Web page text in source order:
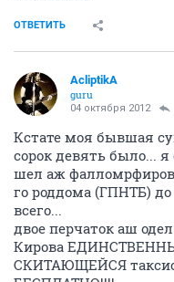
по- моему нет- давно
подумали
ОТВЕТИТЬ
AcliptikA
guru
04 октября 2012
вот вам деффкам
пить курит бросила,
и за руль до вечера
доехал и бутылочки
кайф!!